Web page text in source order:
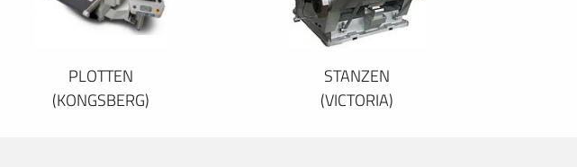
PLOTTEN
(KONGSBERG)
STANZEN
(VICTORIA)